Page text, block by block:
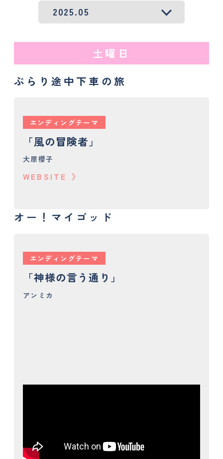
土曜日
ぶらり途中下車の旅
エンディングテーマ
「風の冒険者」
大原櫻子
WEBSITE
オー！マイゴッド
エンディングテーマ
「神様の言う通り」
アンミカ